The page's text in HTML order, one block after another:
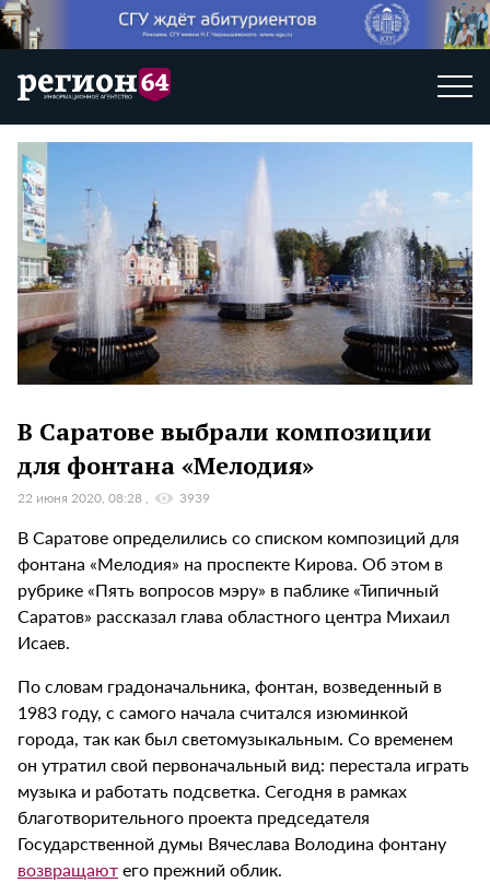
В Саратове выбрали композиции
для фонтана «Мелодия»
22 июня 2020, 08:28 3939
В Саратове определились со списком композиций для
фонтана «Мелодия» на проспекте Кирова. Об этом в
рубрике «Пять вопросов мэру» в паблике «Типичный
Саратов» рассказал глава областного центра Михаил
Исаев.
По словам градоначальника, фонтан, возведенный в
1983 году, с самого начала считался изюминкой
города, так как был светомузыкальным. Со временем
он утратил свой первоначальный вид: перестала играть
музыка и работать подсветка. Сегодня в рамках
благотворительного проекта председателя
Государственной думы Вячеслава Володина фонтану
возвращаютего прежний облик.